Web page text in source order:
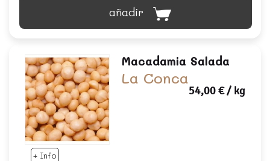
añadir
+ Info
Macadamia Salada
La Conca
54,00 €/ kg